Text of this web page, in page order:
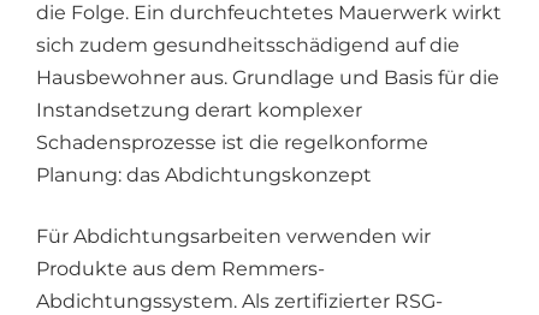
die Folge. Ein durchfeuchtetes Mauerwerk wirkt
sich zudem gesundheitsschädigend auf die
Hausbewohner aus. Grundlage und Basis für die
Instandsetzung derart komplexer
Schadensprozesse ist die regelkonforme
Planung: das Abdichtungskonzept
Für Abdichtungsarbeiten verwenden wir
Produkte aus dem Remmers-
Abdichtungssystem. Als zertifizierter RSG-